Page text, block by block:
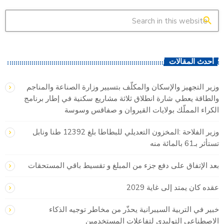
search
أحدث المقالات
وزير التجهيز والإسكان والمكلّف بتسيير وزارة الصناعة والمناجم
والطاقة يعطي شارة انطلاق ثلاثة مشاريع سكنية في إطار برنامج
الكراء المملّك بولايات القيروان و صفاقس وسوسة
وزير الفلاحة :المخزون التعديلي للبطاطا بلغ 12392 طنا ونابل
تستأثر بـ61 بالمائة منه
بعد الإتفاق على دفع جزء من المبلغ و تقسيط باقي المستحقات
عقده كان يمتد إلى غاية 2029
خبير في التربية السيبرانية يحذّر من مخاطر توجيه الذكاء
الاصطناعي التوليدي لتفاعلات المستخدمين